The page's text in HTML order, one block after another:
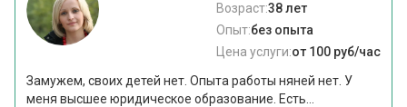
Возраст:38 лет
Опыт:без опыта
Цена услуги:от 100 руб/час
Замужем, своих детей нет. Опыта работы няней нет. У
меня высшее юридическое образование. Есть...